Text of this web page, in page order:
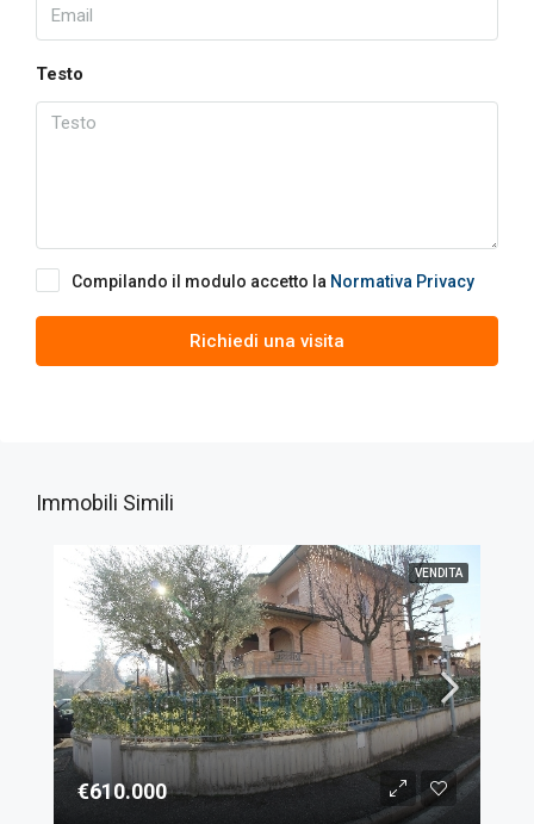
Testo
Compilando il modulo accetto la Normativa Privacy
Richiedi una visita
Immobili Simili
VENDITA
€610.000